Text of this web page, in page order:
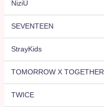
NiziU
SEVENTEEN
StrayKids
TOMORROW X TOGETHER
TWICE